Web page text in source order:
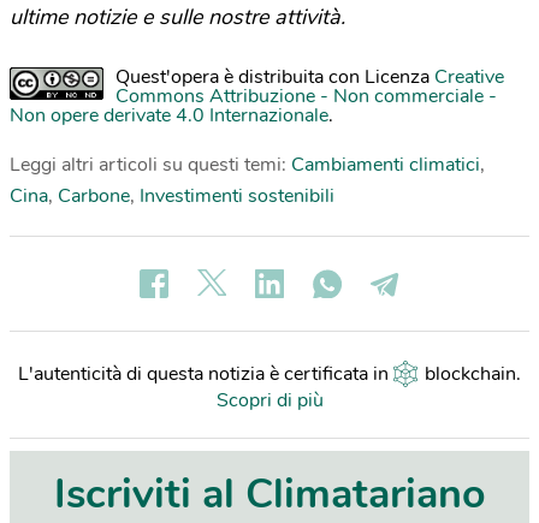
ultime notizie e sulle nostre attività.
Quest'opera è distribuita con Licenza Creative
Commons Attribuzione - Non commerciale -
Non opere derivate 4.0 Internazionale.
Leggi altri articoli su questi temi: Cambiamenti climatici,
Cina, Carbone, Investimenti sostenibili
L'autenticità di questa notizia è certificata in blockchain.
Scopri di più
Iscriviti al Climatariano